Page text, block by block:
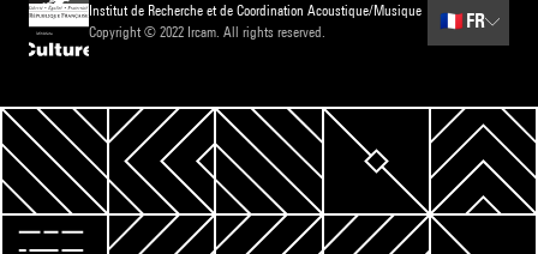
Institut de Recherche et de Coordination Acoustique/Musique
Copyright © 2022 Ircam. All rights reserved.
🇫🇷 FR